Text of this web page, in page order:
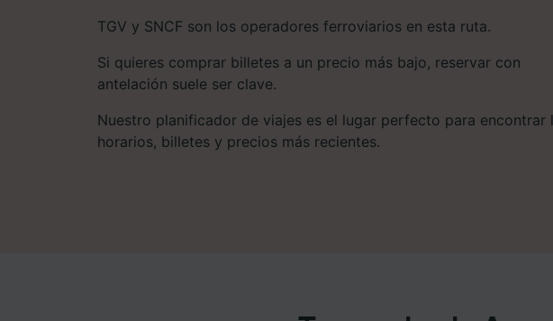
TGV y SNCF son los operadores ferroviarios en esta ruta.
Si quieres comprar billetes a un precio más bajo, reservar con
antelación suele ser clave.
Nuestro planificador de viajes es el lugar perfecto para encontrar
horarios, billetes y precios más recientes.